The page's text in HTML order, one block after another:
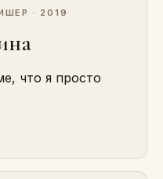
· 2019
что я просто